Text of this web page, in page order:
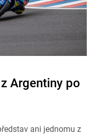
Argentiny po
ani jednomu z